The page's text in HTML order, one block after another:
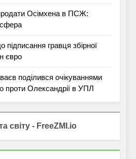
Осімхена в ПСЖ:
гравця збірної
євро
поділився очікуваннями
проти Олександрії в УПЛ
світу - FreeZMI.io